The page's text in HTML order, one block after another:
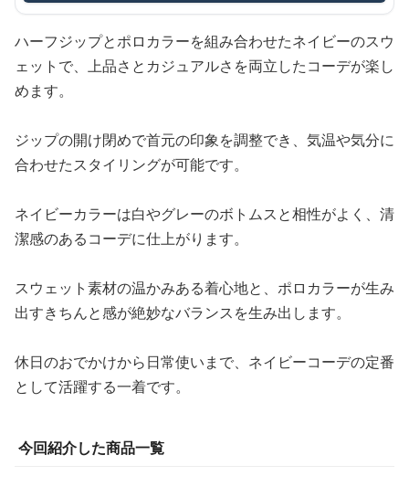
ハーフジップとポロカラーを組み合わせたネイビーのスウ
ェットで、上品さとカジュアルさを両立したコーデが楽し
めます。
ジップの開け閉めで首元の印象を調整でき、気温や気分に
合わせたスタイリングが可能です。
ネイビーカラーは白やグレーのボトムスと相性がよく、清
潔感のあるコーデに仕上がります。
スウェット素材の温かみある着心地と、ポロカラーが生み
出すきちんと感が絶妙なバランスを生み出します。
休日のおでかけから日常使いまで、ネイビーコーデの定番
として活躍する一着です。
今回紹介した商品一覧